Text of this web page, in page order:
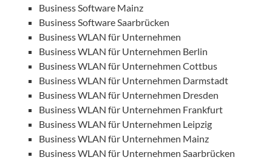
Business Software Mainz
Business Software Saarbrücken
Business WLAN für Unternehmen
Business WLAN für Unternehmen Berlin
Business WLAN für Unternehmen Cottbus
Business WLAN für Unternehmen Darmstadt
Business WLAN für Unternehmen Dresden
Business WLAN für Unternehmen Frankfurt
Business WLAN für Unternehmen Leipzig
Business WLAN für Unternehmen Mainz
Business WLAN für Unternehmen Saarbrücken